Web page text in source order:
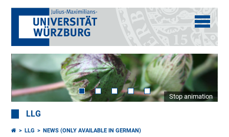
Stop animation
LLG
LLG NEWS (ONLY AVAILABLE IN GERMAN)